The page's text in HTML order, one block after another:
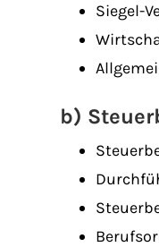
Siegel-
b)